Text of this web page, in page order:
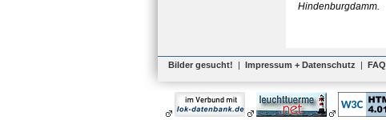
Hindenburgdamm.
Bilder gesucht! | Impressum + Datenschutz | FAQ